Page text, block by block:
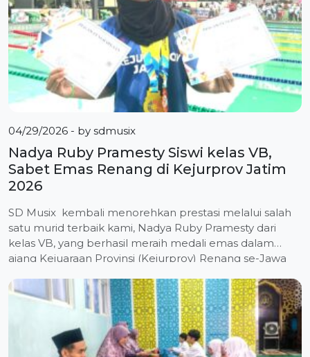
04/29/2026 - by sdmusix
Nadya Ruby Pramesty Siswi kelas VB,
Sabet Emas Renang di Kejurprov Jatim
2026
SD Musix kembali menorehkan prestasi melalui salah
satu murid terbaik kami, Nadya Ruby Pramesty dari
kelas VB, yang berhasil meraih medali emas dalam
ajang Kejuaraan Provinsi (Kejurprov) Renang se-Jawa
Jawa Timur. Kompetisi yang berlangsung pada 10–12
April 2026 di GOR Delta Sidoarjo tersebut diikuti oleh
atlet-atlet terbaik dari […]